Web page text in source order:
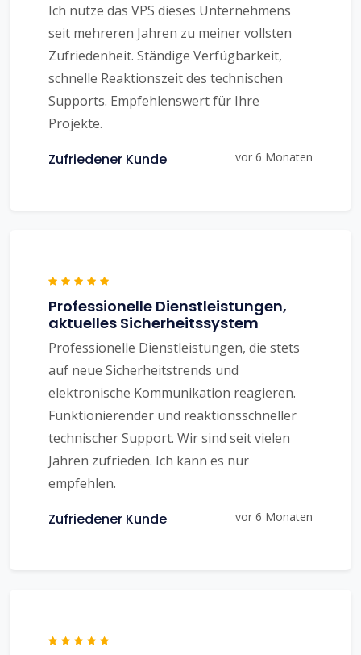
Ich nutze das VPS dieses Unternehmens
seit mehreren Jahren zu meiner vollsten
Zufriedenheit. Ständige Verfügbarkeit,
schnelle Reaktionszeit des technischen
Supports. Empfehlenswert für Ihre
Projekte.
Zufriedener Kunde vor 6 Monaten
Professionelle Dienstleistungen,
aktuelles Sicherheitssystem
Professionelle Dienstleistungen, die stets
auf neue Sicherheitstrends und
elektronische Kommunikation reagieren.
Funktionierender und reaktionsschneller
technischer Support. Wir sind seit vielen
Jahren zufrieden. Ich kann es nur
empfehlen.
Zufriedener Kunde vor 6 Monaten